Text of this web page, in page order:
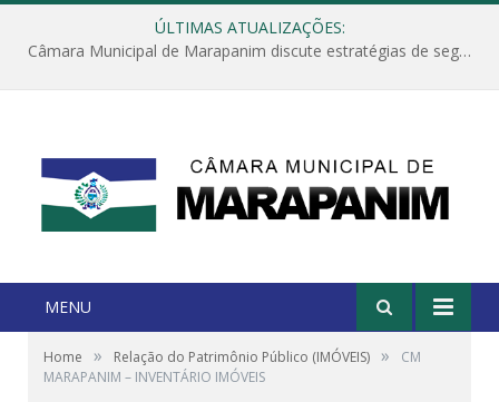
ÚLTIMAS ATUALIZAÇÕES:
Câmara Municipal de Marapanim discute estratégias de segurança com autoridades e poder executivo
MENU
Home » Relação do Patrimônio Público (IMÓVEIS) »
CM
MARAPANIM – INVENTÁRIO IMÓVEIS